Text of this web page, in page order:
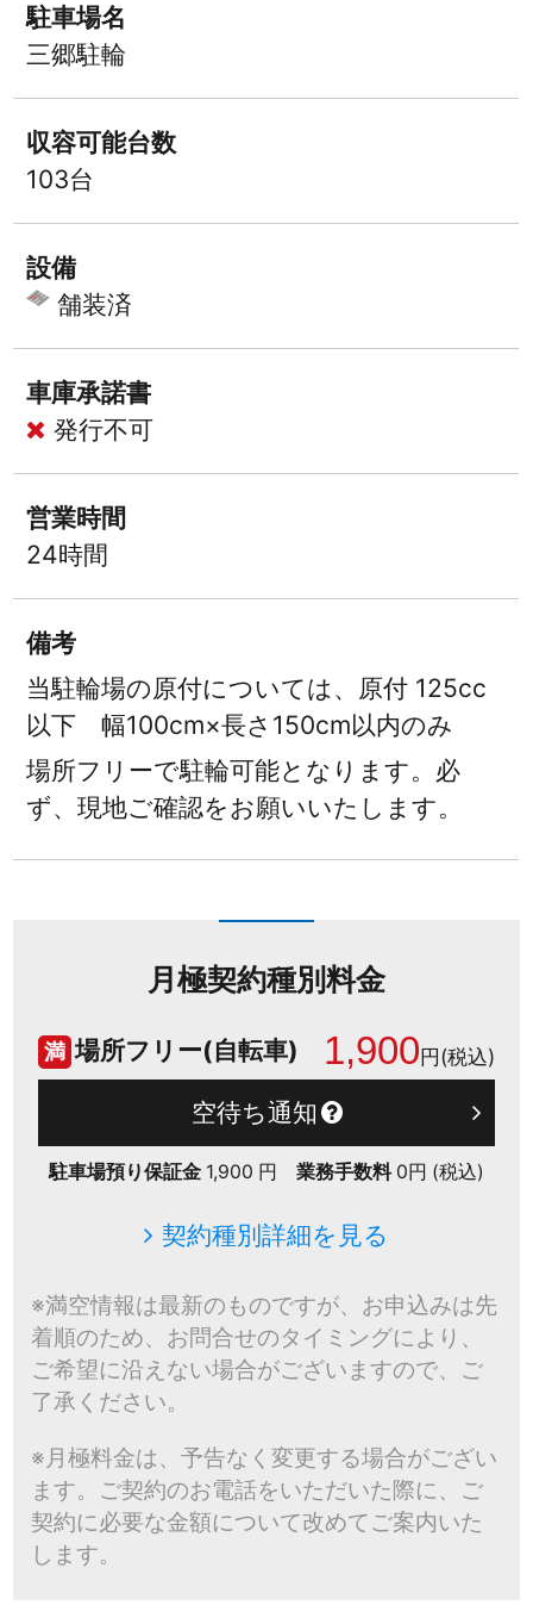
駐車場名
三郷駐輪
収容可能台数
103台
設備
舗装済
車庫承諾書
発行不可
営業時間
24時間
備考
当駐輪場の原付については、原付 125cc
以下 幅100cm×長さ150cm以内のみ
場所フリーで駐輪可能となります。必
ず、現地ご確認をお願いいたします。
月極契約種別料金
満 場所フリー(自転車) 1,900円(税込)
空待ち通知
駐車場預り保証金 1,900 円 業務手数料 0円 (税込)
契約種別詳細を見る
※満空情報は最新のものですが、お申込みは先
着順のため、お問合せのタイミングにより、
ご希望に沿えない場合がございますので、ご
了承ください。
※月極料金は、予告なく変更する場合がござい
ます。ご契約のお電話をいただいた際に、ご
契約に必要な金額について改めてご案内いた
します。